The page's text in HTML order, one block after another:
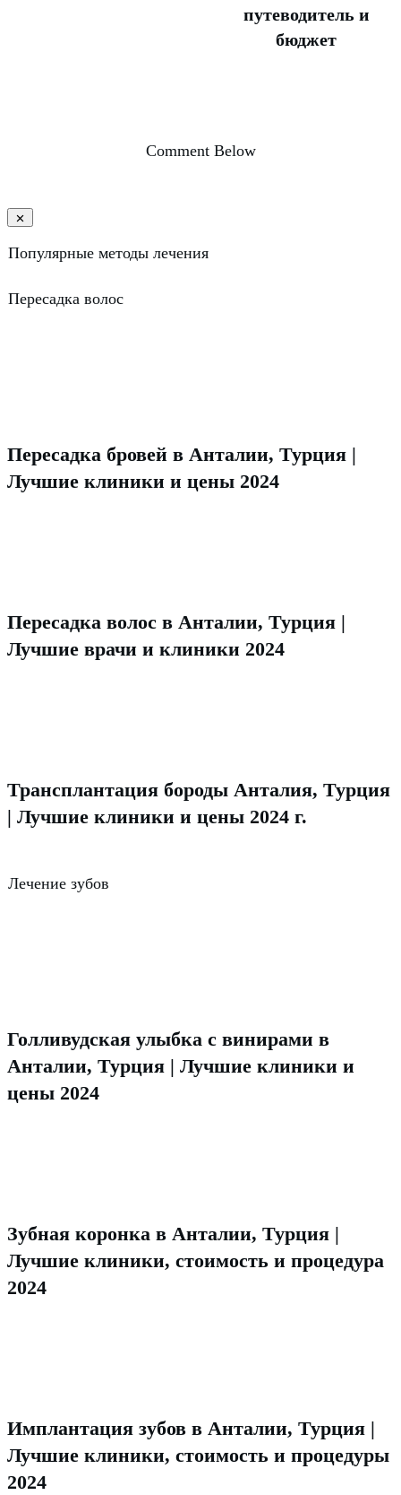
путеводитель и
бюджет
Comment Below
Популярные методы лечения
Пересадка волос
Пересадка бровей в Анталии, Турция |
Лучшие клиники и цены 2024
Пересадка волос в Анталии, Турция |
Лучшие врачи и клиники 2024
Трансплантация бороды Анталия, Турция
| Лучшие клиники и цены 2024 г.
Лечение зубов
Голливудская улыбка с винирами в
Анталии, Турция | Лучшие клиники и
цены 2024
Зубная коронка в Анталии, Турция |
Лучшие клиники, стоимость и процедура
2024
Имплантация зубов в Анталии, Турция |
Лучшие клиники, стоимость и процедуры
2024